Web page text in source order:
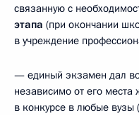
связанную с
этапа (при окончании
в учреждение
— единый экзамен дал
независимо от его места
в конкурсе в любые вузы